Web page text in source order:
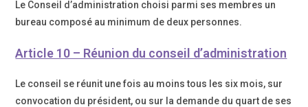
Le Conseil d’administration choisi parmi ses membres un
bureau composé au minimum de deux personnes.
Article 10 – Réunion du conseil d’administration
Le conseil se réunit une fois au moins tous les six mois, sur
convocation du président, ou sur la demande du quart de ses